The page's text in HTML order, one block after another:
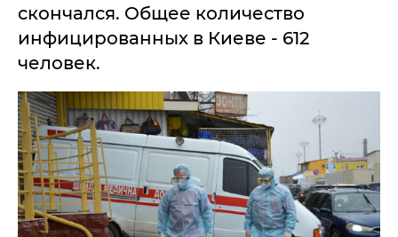
скончался. Общее количество
инфицированных в Киеве - 612
человек.